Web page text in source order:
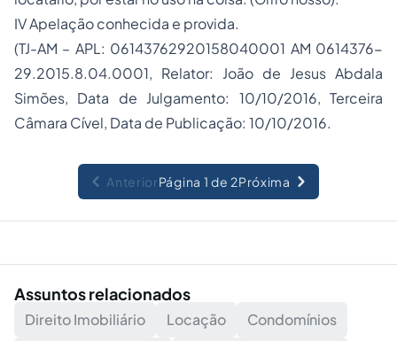
IV Apelação conhecida e provida.
(TJ-AM – APL: 06143762920158040001 AM 0614376-
29.2015.8.04.0001, Relator: João de Jesus Abdala
Simões, Data de Julgamento: 10/10/2016, Terceira
Câmara Cível, Data de Publicação: 10/10/2016.
AnteriorPágina 1 de 2Próxima
Assuntos relacionados
Direito Imobiliário Locação
Condomínios